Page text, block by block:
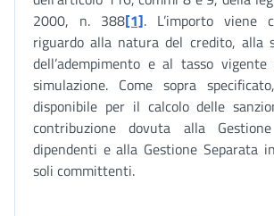
2000, n. 388[1]. L’importo viene
riguardo alla natura del credito, alla
dell’adempimento e al tasso
simulazione. Come sopra
disponibile per il calcolo delle
contribuzione dovuta alla
dipendenti e alla Gestione Separata
soli committenti.